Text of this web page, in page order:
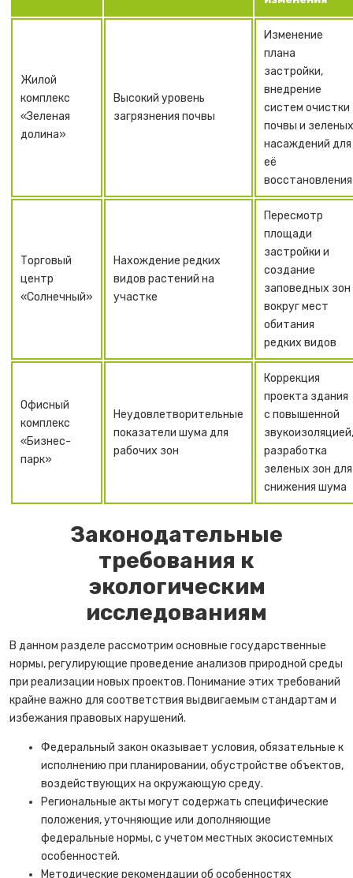
Жилой
комплекс
«Зеленая
долина»
Высокий уровень
загрязнения почвы
Изменение
плана
застройки,
внедрение
систем очистки
почвы и зеленых
насаждений для
её
восстановления
Торговый
центр
«Солнечный»
Нахождение редких
видов растений на
участке
Пересмотр
площади
застройки и
создание
заповедных зон
вокруг мест
обитания
редких видов
Офисный
комплекс
«Бизнес-
парк»
Неудовлетворительные
показатели шума для
рабочих зон
Коррекция
проекта здания
с повышенной
звукоизоляцией,
разработка
зеленых зон для
снижения шума
Законодательные
требования к
экологическим
исследованиям
В данном разделе рассмотрим основные государственные
нормы, регулирующие проведение анализов природной среды
при реализации новых проектов. Понимание этих требований
крайне важно для соответствия выдвигаемым стандартам и
избежания правовых нарушений.
Федеральный закон оказывает условия, обязательные к
исполнению при планировании, обустройстве объектов,
воздействующих на окружающую среду.
Региональные акты могут содержать специфические
положения, уточняющие или дополняющие
федеральные нормы, с учетом местных экосистемных
особенностей.
Методические рекомендации об особенностях